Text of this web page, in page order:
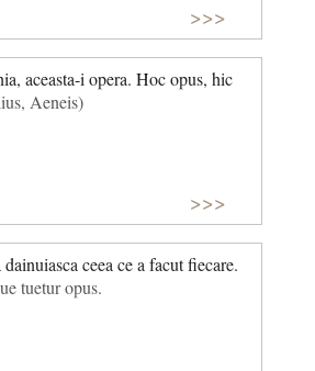
>>>
aceasta-i opera. Hoc opus, hic
Aeneis)
>>>
ceea ce a facut fiecare.
tuetur opus.